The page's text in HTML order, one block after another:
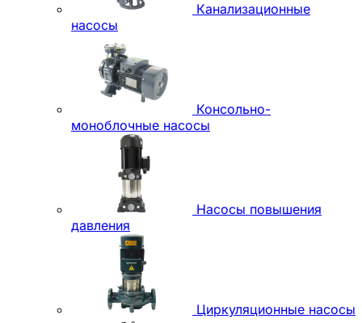
Канализационные
насосы
Консольно-
моноблочные насосы
Насосы повышения
давления
Циркуляционные насосы